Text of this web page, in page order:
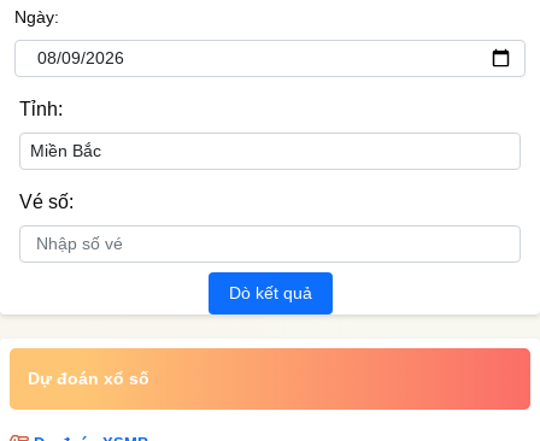
Ngày:
Tỉnh:
Vé số:
Dò kết quả
Dự đoán xổ số